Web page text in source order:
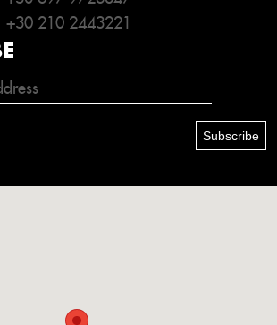
+30 210 2443221
Subscribe